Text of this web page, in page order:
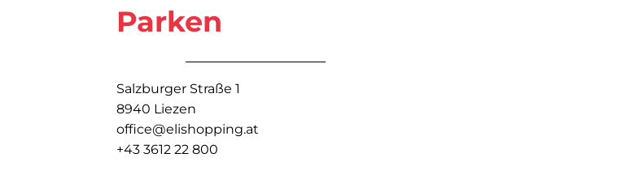
Parken
Salzburger Straße 1
8940 Liezen
office@elishopping.at
+43 3612 22 800